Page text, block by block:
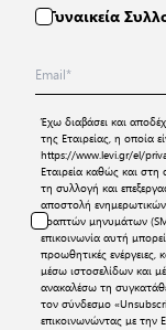
Γυναικεία
Έχω διαβάσει και
της Εταιρείας, η οποία
https://www.levi.gr/el/
Εταιρεία καθώς και στη
τη συλλογή και
αποστολή
γραπτών μηνυμάτων
επικοινωνία αυτή
προωθητικές
μέσω ιστοσελίδων και
ανακαλέσω τη
τον σύνδεσμο
επικοινωνώντας με την